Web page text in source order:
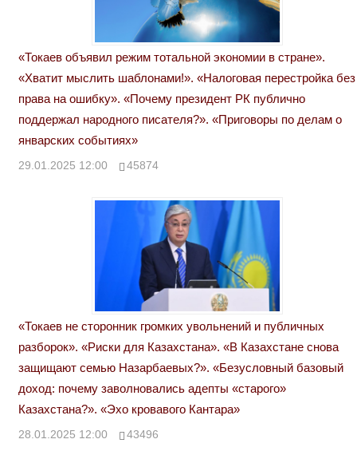
«Токаев объявил режим тотальной экономии в стране».
«Хватит мыслить шаблонами!». «Налоговая перестройка без
права на ошибку». «Почему президент РК публично
поддержал народного писателя?». «Приговоры по делам о
январских событиях»
29.01.2025 12:00 45874
«Токаев не сторонник громких увольнений и публичных
разборок». «Риски для Казахстана». «В Казахстане снова
защищают семью Назарбаевых?». «Безусловный базовый
доход: почему заволновались адепты «старого»
Казахстана?». «Эхо кровавого Кантара»
28.01.2025 12:00 43496